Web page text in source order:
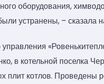
оборудования,
устранены, – сказала
в котельной поселка
плит котлов. Проведены